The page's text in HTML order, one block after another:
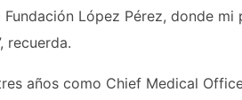
López Pérez, donde
recuerda.
años como Chief Medical